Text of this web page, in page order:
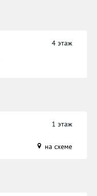
4 этаж
1 этаж
на схеме